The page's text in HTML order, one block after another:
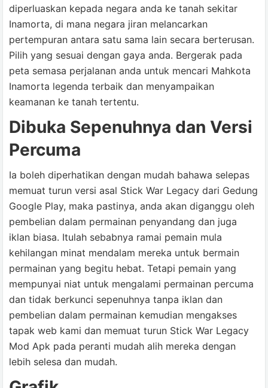
diperluaskan kepada negara anda ke tanah sekitar
Inamorta, di mana negara jiran melancarkan
pertempuran antara satu sama lain secara berterusan.
Pilih yang sesuai dengan gaya anda. Bergerak pada
peta semasa perjalanan anda untuk mencari Mahkota
Inamorta legenda terbaik dan menyampaikan
keamanan ke tanah tertentu.
Dibuka Sepenuhnya dan Versi
Percuma
Ia boleh diperhatikan dengan mudah bahawa selepas
memuat turun versi asal Stick War Legacy dari Gedung
Google Play, maka pastinya, anda akan diganggu oleh
pembelian dalam permainan penyandang dan juga
iklan biasa. Itulah sebabnya ramai pemain mula
kehilangan minat mendalam mereka untuk bermain
permainan yang begitu hebat. Tetapi pemain yang
mempunyai niat untuk mengalami permainan percuma
dan tidak berkunci sepenuhnya tanpa iklan dan
pembelian dalam permainan kemudian mengakses
tapak web kami dan memuat turun Stick War Legacy
Mod Apk pada peranti mudah alih mereka dengan
lebih selesa dan mudah.